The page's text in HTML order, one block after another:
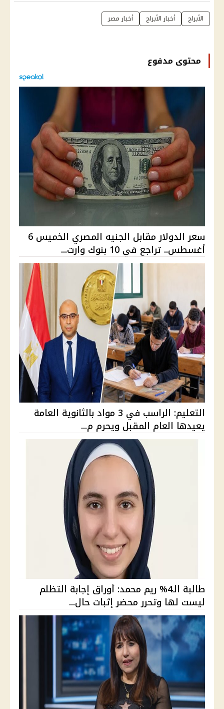
الأبراج أخبار الأبراج أخبار مصر
محتوى مدفوع
سعر الدولار مقابل الجنيه المصري الخميس 6
أغسطس.. تراجع في 10 بنوك وارت...
التعليم: الراسب في 3 مواد بالثانوية العامة
يعيدها العام المقبل ويحرم م...
طالبة الـ4% ريم محمد: أوراق إجابة التظلم
ليست لها وتحرر محضر إثبات حال...